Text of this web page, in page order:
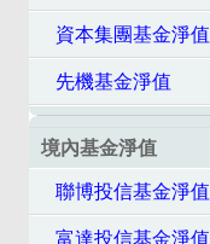
資本集團基金淨值
先機基金淨值
境內基金淨值
聯博投信基金淨值
富達投信基金淨值